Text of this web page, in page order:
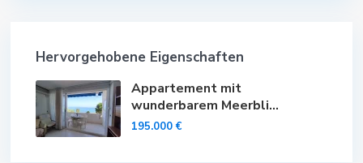
Hervorgehobene Eigenschaften
Appartement mit
wunderbarem Meerbli...
195.000 €